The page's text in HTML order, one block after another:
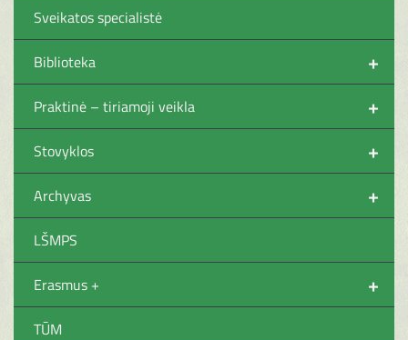
Sveikatos specialistė
+
Biblioteka
+
Praktinė – tiriamoji veikla
+
Stovyklos
+
Archyvas
LŠMPS
+
Erasmus +
TŪM